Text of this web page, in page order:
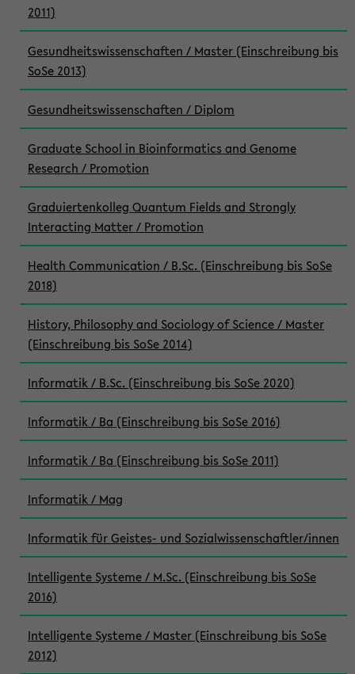
2011)
Gesundheitswissenschaften / Master (Einschreibung bis
SoSe 2013)
Gesundheitswissenschaften / Diplom
Graduate School in Bioinformatics and Genome
Research / Promotion
Graduiertenkolleg Quantum Fields and Strongly
Interacting Matter / Promotion
Health Communication / B.Sc. (Einschreibung bis SoSe
2018)
History, Philosophy and Sociology of Science / Master
(Einschreibung bis SoSe 2014)
Informatik / B.Sc. (Einschreibung bis SoSe 2020)
Informatik / Ba (Einschreibung bis SoSe 2016)
Informatik / Ba (Einschreibung bis SoSe 2011)
Informatik / Mag
Informatik für Geistes- und Sozialwissenschaftler/innen
Intelligente Systeme / M.Sc. (Einschreibung bis SoSe
2016)
Intelligente Systeme / Master (Einschreibung bis SoSe
2012)